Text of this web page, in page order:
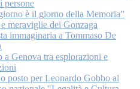
persone
è il giorno della Memoria”
meraviglie dei Gonzaga
immaginaria a Tommaso De
a Genova tra esplorazioni e
posto per Leonardo Gobbo al